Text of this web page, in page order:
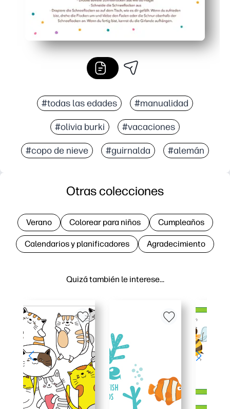
#todas las edades #manualidad
#olivia burki #vacaciones
#copo de nieve #guirnalda #alemán
Quizá también le interese…
Otras colecciones
Verano Colorear para niños Cumpleaños
Calendarios y planificadores Agradecimiento